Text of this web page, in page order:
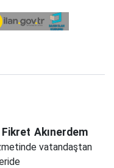
Akınerdem
vatandaştan